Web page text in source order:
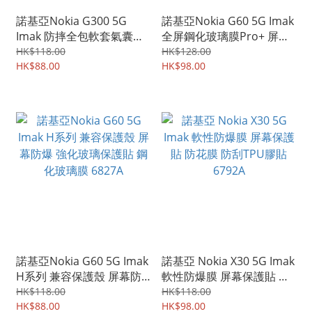
諾基亞Nokia G300 5G
Imak 防摔全包軟套氣囊版
保護軟套 手機軟殼Case
5851A
HK$118.00
HK$88.00
諾基亞Nokia G60 5G Imak
全屏鋼化玻璃膜Pro+ 屏幕
防爆保護貼 強化玻璃貼
6828A
HK$128.00
HK$98.00
諾基亞Nokia G60 5G Imak
H系列 兼容保護殼 屏幕防
爆 強化玻璃保護貼 鋼化玻
璃膜 6827A
HK$118.00
HK$88.00
諾基亞 Nokia X30 5G Imak
軟性防爆膜 屏幕保護貼 防
花膜 防刮TPU膠貼 6792A
HK$118.00
HK$98.00